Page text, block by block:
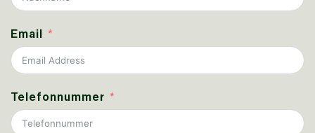
Email
Telefonnummer